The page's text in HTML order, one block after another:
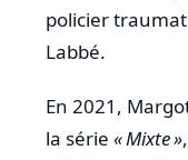
policier
Labbé.
En 2021,
la série « Mixte »,